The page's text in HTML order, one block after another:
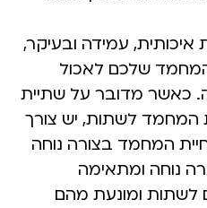
עמידה ובעיקר,
שלכם לאכול
כאשר מדובר על שתיית
המחמד לשתות, יש צורך
המחמד בצורה נוחה
נוחה ומתאימה
לשתות ומונעת מהם